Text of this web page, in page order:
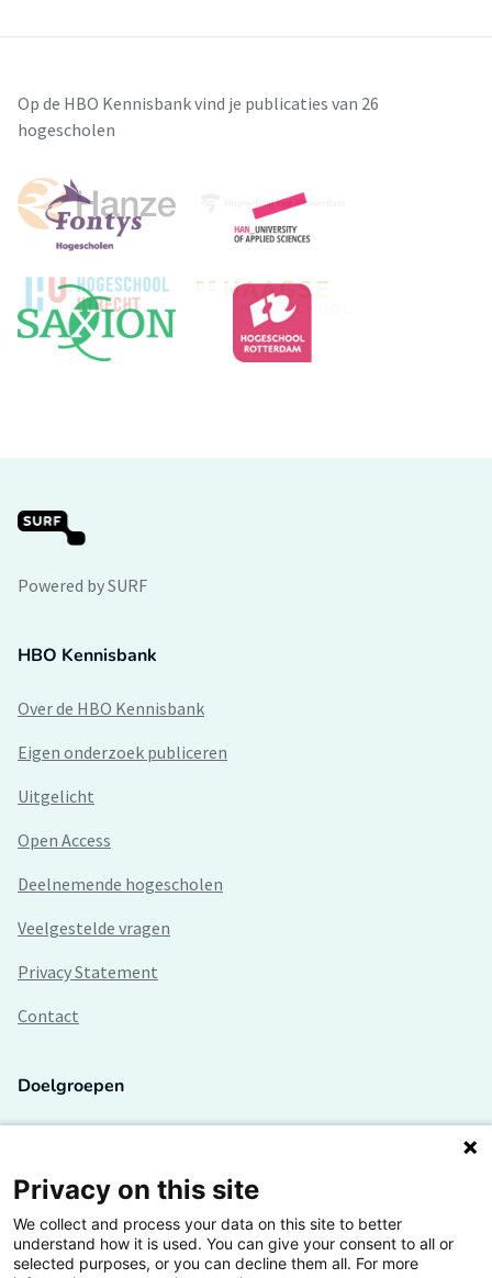
Op de HBO Kennisbank vind je publicaties van 26
hogescholen
Powered by SURF
HBO Kennisbank
Over de HBO Kennisbank
Eigen onderzoek publiceren
Uitgelicht
Open Access
Deelnemende hogescholen
Veelgestelde vragen
Privacy Statement
Contact
Doelgroepen
Lectoren en onderzoekers
Bedrijven
Hogescholen
Privacy on this site
We collect and process your data on this site to better
understand how it is used. You can give your consent to all or
selected purposes, or you can decline them all. For more